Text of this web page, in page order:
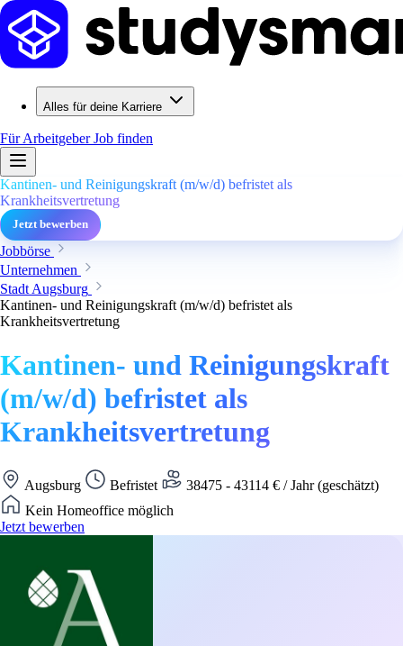
Alles für deine Karriere
Für ArbeitgeberJob finden
Kantinen- und Reinigungskraft (m/w/d) befristet als
Krankheitsvertretung
Jetzt bewerben
Jobbörse
Unternehmen
Stadt Augsburg
Kantinen- und Reinigungskraft (m/w/d) befristet als
Krankheitsvertretung
Kantinen- und Reinigungskraft
(m/w/d) befristet als
Krankheitsvertretung
Augsburg Befristet
38475 - 43114 € / Jahr (geschätzt)
Kein Homeoffice möglich
Jetzt bewerben